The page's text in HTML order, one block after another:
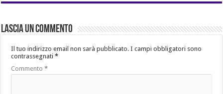
Lascia un commento
Il tuo indirizzo email non sarà pubblicato. I campi obbligatori sono
contrassegnati*
Commento*